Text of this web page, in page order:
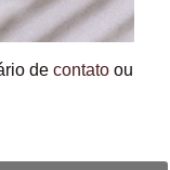
decontato ou